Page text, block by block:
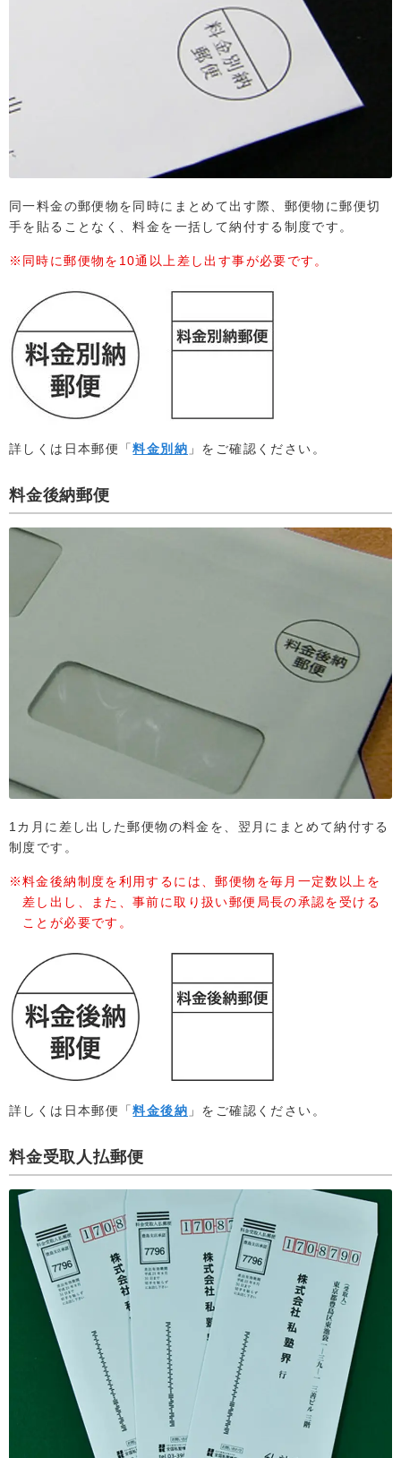
同一料金の郵便物を同時にまとめて出す際、郵便物に郵便切
手を貼ることなく、料金を一括して納付する制度です。
同時に郵便物を10通以上差し出す事が必要です。
詳しくは日本郵便「料金別納 」をご確認ください。
料金後納郵便
1カ月に差し出した郵便物の料金を、翌月にまとめて納付する
制度です。
料金後納制度を利用するには、郵便物を毎月一定数以上を
差し出し、また、事前に取り扱い郵便局長の承認を受ける
ことが必要です。
詳しくは日本郵便「料金後納 」をご確認ください。
料金受取人払郵便